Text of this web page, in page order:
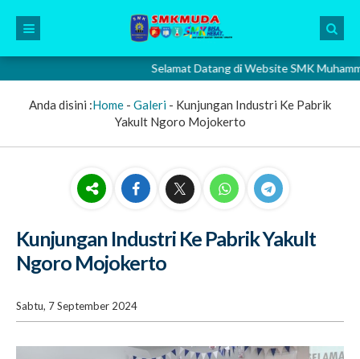
Selamat Datang di Website SMK
Anda disini :Home - Galeri - Kunjungan Industri Ke Pabrik
Yakult Ngoro Mojokerto
Kunjungan Industri Ke Pabrik Yakult
Ngoro Mojokerto
Sabtu, 7 September 2024